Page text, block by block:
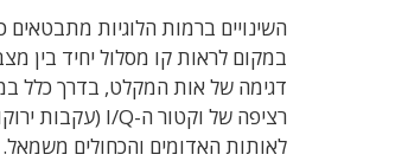
במקום לראות קו מסלול יחיד בין
לאותות האדומים והכחולים משמאל.